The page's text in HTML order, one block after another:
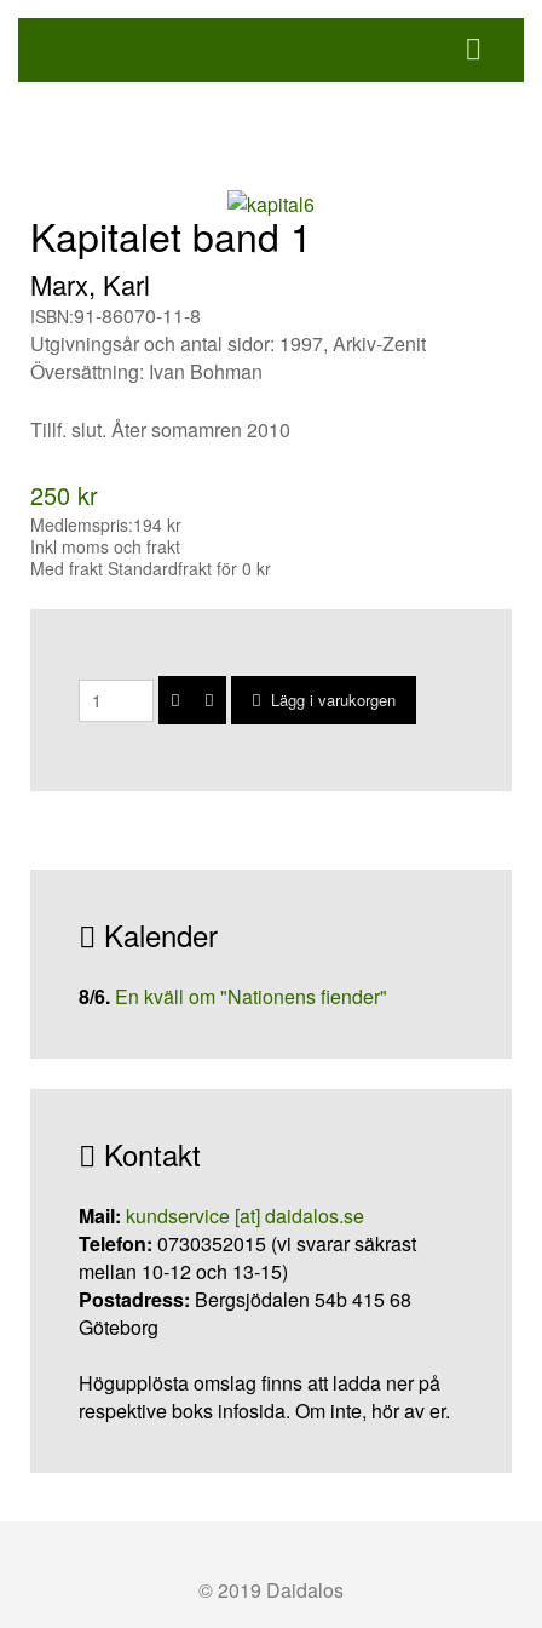
Kapitalet band 1
Marx, Karl
ISBN:91-86070-11-8
Utgivningsår och antal sidor: 1997, Arkiv-Zenit
Översättning: Ivan Bohman
Tillf. slut. Åter somamren 2010
250 kr
Medlemspris:194 kr
Inkl moms och frakt
Med frakt Standardfrakt för 0 kr
Lägg i varukorgen
Kalender
8/6. En kväll om "Nationens fiender"
Kontakt
Mail: kundservice [at] daidalos.se
Telefon: 0730352015 (vi svarar säkrast
mellan 10-12 och 13-15)
Postadress: Bergsjödalen 54b 415 68
Göteborg
Högupplösta omslag finns att ladda ner på
respektive boks infosida. Om inte, hör av er.
© 2019 Daidalos